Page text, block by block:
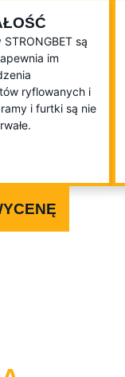
są
im
ryflowanych i
i furtki są nie